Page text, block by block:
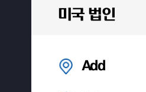
미국 법인
Add